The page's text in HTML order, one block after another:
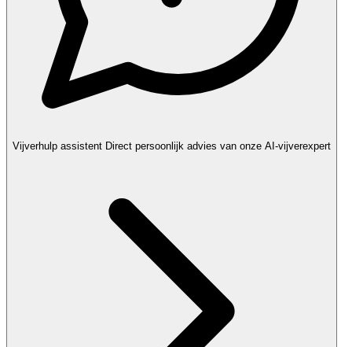
Vijverhulp assistent Direct persoonlijk advies van onze AI-vijverexpert